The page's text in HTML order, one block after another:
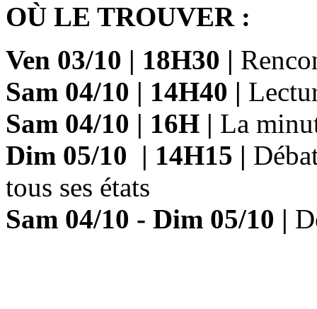
OÙ LE TROUVER :
Ven 03/10 | 18H30 |
Sam 04/10 | 14H40 |
Sam 04/10 | 16H | La
Dim 05/10 | 14H15 |
tous ses états
Sam 04/10 - Dim 05/10 |